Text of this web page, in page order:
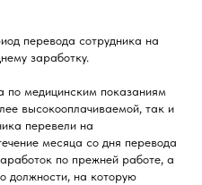
перевода сотрудника на
заработку.
по медицинским показаниям
высокооплачиваемой, так и
перевели на
месяца со дня перевода
по прежней работе, а
должности, на которую